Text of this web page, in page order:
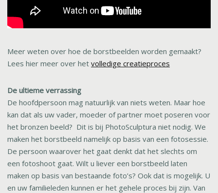
Meer weten over hoe de borstbeelden worden gemaakt?
Lees hier meer over het volledige creatieproces
De ultieme verrassing
De hoofdpersoon mag natuurlijk van niets weten. Maar hoe
kan dat als uw vader, moeder of partner moet poseren voor
het bronzen beeld? Dit is bij PhotoSculptura niet nodig. We
maken het borstbeeld namelijk op basis van een fotosessie.
De persoon waarover het gaat denkt dat het slechts om
een fotoshoot gaat. Wilt u liever een borstbeeld laten
maken op basis van bestaande foto’s? Ook dat is mogelijk. U
en uw familieleden kunnen er het gehele proces bij zijn. Van